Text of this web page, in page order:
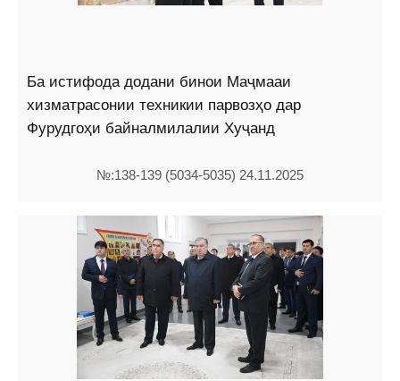
Ба истифода додани бинои Маҷмааи
хизматрасонии техникии парвозҳо дар
Фурудгоҳи байналмилалии Хуҷанд
№:138-139 (5034-5035) 24.11.2025